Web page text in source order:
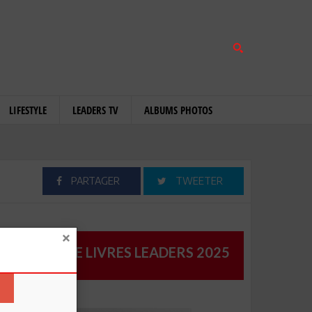
LIFESTYLE LEADERS TV ALBUMS PHOTOS
PARTAGER TWEETER
CATALOGUE LIVRES LEADERS 2025